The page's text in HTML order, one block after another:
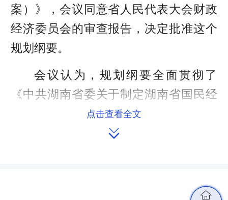
案）》，会议同意省人民代表大会财政
经济委员会的审查报告，决定批准这个
规划纲要。
会议认为，规划纲要全面贯彻了
《中共湖南省委关于制定湖南省国民经
济和社会发展第十四个五年规划和二〇
三五年远景目标的建议》的精神，体现
握了新时代新阶段湖南发展的新定位新
点击查看全文
